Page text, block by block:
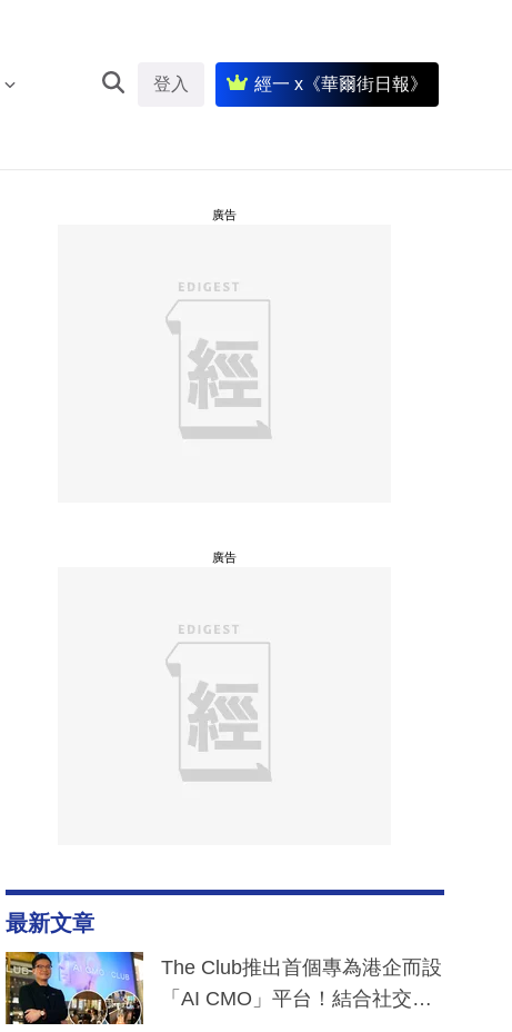
登入 經一 x《華爾街日報》
廣告
廣告
最新文章
The Club推出首個專為港企而設
「AI CMO」平台！結合社交聆